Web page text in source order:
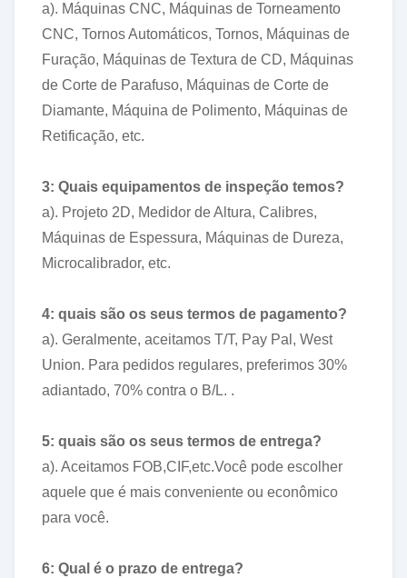
a). Máquinas CNC, Máquinas de Torneamento
CNC, Tornos Automáticos, Tornos, Máquinas de
Furação, Máquinas de Textura de CD, Máquinas
de Corte de Parafuso, Máquinas de Corte de
Diamante, Máquina de Polimento, Máquinas de
Retificação, etc.
3: Quais equipamentos de inspeção temos?
a). Projeto 2D, Medidor de Altura, Calibres,
Máquinas de Espessura, Máquinas de Dureza,
Microcalibrador, etc.
4: quais são os seus termos de pagamento?
a). Geralmente, aceitamos T/T, Pay Pal, West
Union. Para pedidos regulares, preferimos 30%
adiantado, 70% contra o B/L. .
5: quais são os seus termos de entrega?
a). Aceitamos FOB,CIF,etc.Você pode escolher
aquele que é mais conveniente ou econômico
para você.
6: Qual é o prazo de entrega?